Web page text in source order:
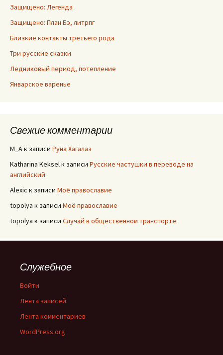
Защищено: Легенда
Защищено: План Бэ, литрпг
Близкие контакты третьего рода
Три русские сказки
Ледниковый период, потепление
Январское варенье
Свежие комментарии
M_Aк записи Руна Хагалаз
Katharina Kekselк записи Русские частушки в переводе на
английский
Alexic к записи Моё православие
topolya к записи Моё православие
topolya к записи Случай в общественном транспорте
Служебное
Войти
Лента записей
Лента комментариев
WordPress.org